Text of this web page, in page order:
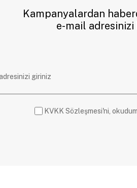
Kampanyalardan
e-mail adresinizi
KVKK Sözleşmesi'ni,